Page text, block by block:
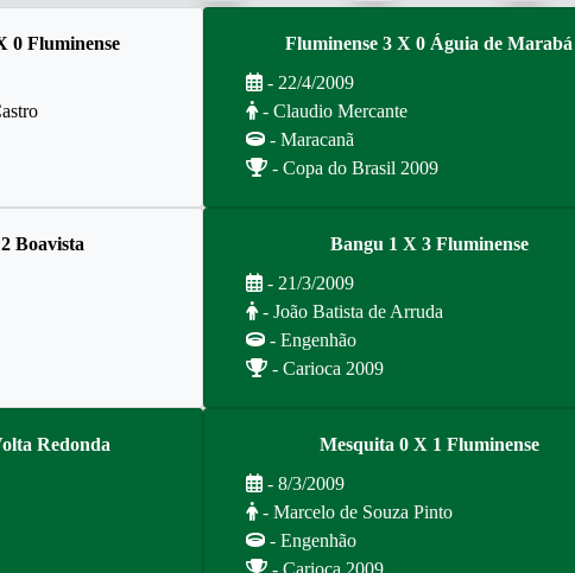
0 Fluminense
Fluminense 3 X 0 Águia de Marabá
- 22/4/2009
- Claudio Mercante
- Maracanã
- Copa do Brasil 2009
Boavista
Bangu 1 X 3 Fluminense
- 21/3/2009
- João Batista de Arruda
- Engenhão
- Carioca 2009
Redonda
Mesquita 0 X 1 Fluminense
- 8/3/2009
- Marcelo de Souza Pinto
- Engenhão
- Carioca 2009